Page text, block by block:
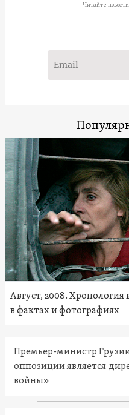
Читайте
Август, 2008.
в фактах и фотографиях
Премьер-министр
оппозиции является
войны»